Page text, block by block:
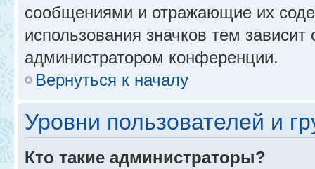
сообщениями и отражающие их
использования значков тем
администратором конференции.
Вернуться к началу
Уровни пользователей и
Кто такие администраторы?